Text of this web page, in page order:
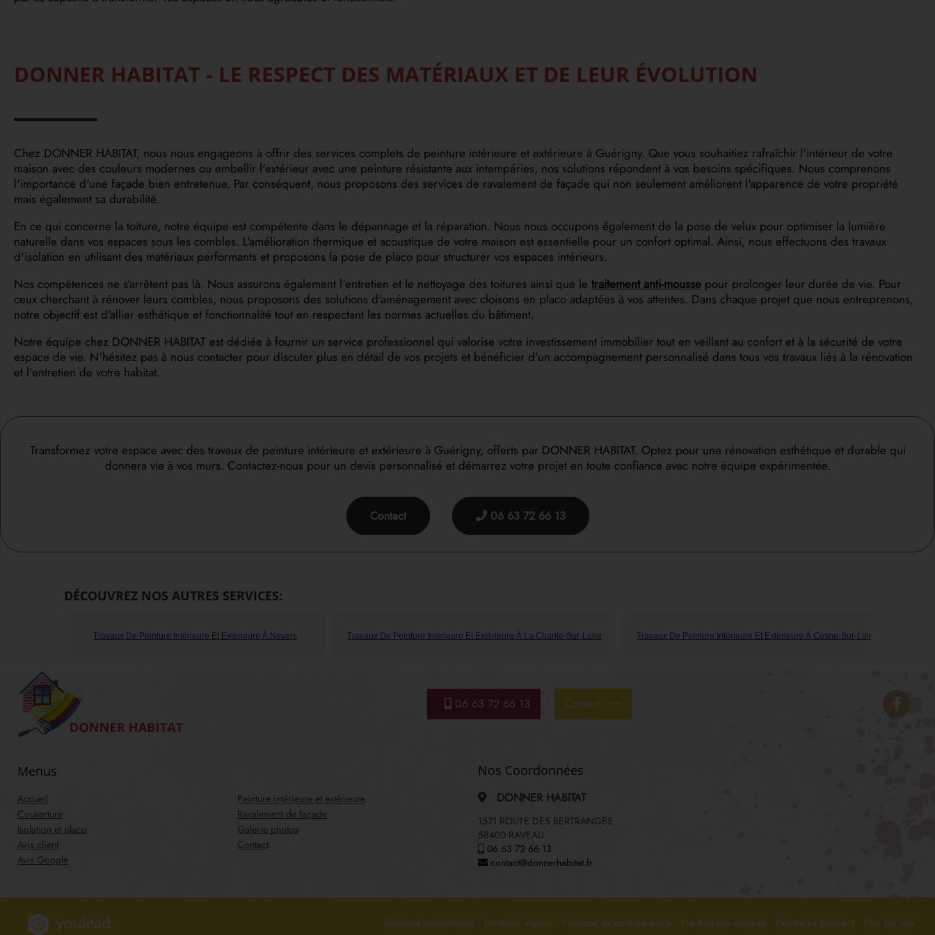
DONNER HABITAT - LE RESPECT DES MATÉRIAUX ET DE LEUR ÉVOLUTION
Chez DONNER HABITAT, nous nous engageons à offrir des services complets de peinture intérieure et extérieure à Guérigny. Que vous souhaitiez rafraîchir l'intérieur de votre
maison avec des couleurs modernes ou embellir l'extérieur avec une peinture résistante aux intempéries, nos solutions répondent à vos besoins spécifiques. Nous comprenons
l'importance d'une façade bien entretenue. Par conséquent, nous proposons des services de ravalement de façade qui non seulement améliorent l'apparence de votre propriété
mais également sa durabilité.
En ce qui concerne la toiture, notre équipe est compétente dans le dépannage et la réparation. Nous nous occupons également de la pose de velux pour optimiser la lumière
naturelle dans vos espaces sous les combles. L'amélioration thermique et acoustique de votre maison est essentielle pour un confort optimal. Ainsi, nous effectuons des travaux
d'isolation en utilisant des matériaux performants et proposons la pose de placo pour structurer vos espaces intérieurs.
Nos compétences ne s'arrêtent pas là. Nous assurons également l'entretien et le nettoyage des toitures ainsi que le traitement anti-mousse pour prolonger leur durée de vie. Pour
ceux cherchant à rénover leurs combles, nous proposons des solutions d'aménagement avec cloisons en placo adaptées à vos attentes. Dans chaque projet que nous entreprenons,
notre objectif est d'allier esthétique et fonctionnalité tout en respectant les normes actuelles du bâtiment.
Notre équipe chez DONNER HABITAT est dédiée à fournir un service professionnel qui valorise votre investissement immobilier tout en veillant au confort et à la sécurité de votre
espace de vie. N'hésitez pas à nous contacter pour discuter plus en détail de vos projets et bénéficier d'un accompagnement personnalisé dans tous vos travaux liés à la rénovation
et l'entretien de votre habitat.
Transformez votre espace avec des travaux de peinture intérieure et extérieure à Guérigny, offerts par DONNER HABITAT. Optez pour une rénovation esthétique et durable qui
donnera vie à vos murs. Contactez-nous pour un devis personnalisé et démarrez votre projet en toute confiance avec notre équipe expérimentée.
Contact 06 63 72 66 13
DÉCOUVREZ NOS AUTRES SERVICES:
Travaux De Peinture Intérieure Et Extérieure À Nevers Travaux De Peinture Intérieure Et Extérieure À La Charité-Sur-Loire Travaux De Peinture Intérieure Et Extérieure À Cosne-Sur-Loire
06 63 72 66 13 Contact
Menus
Accueil
Peinture intérieure et extérieure
Couverture
Ravalement de façade
Isolation et placo
Galerie photos
Avis client
Avis Google
Contact
Nos Coordonnées
DONNER HABITAT
1571 ROUTE DES BERTRANGES
58400 RAVEAU
06 63 72 66 13
contact@donnerhabitat.fr
Données personnelles Mentions légales Politique de confidentialité Gestion des cookies Peintre en bâtiment Plan De Site